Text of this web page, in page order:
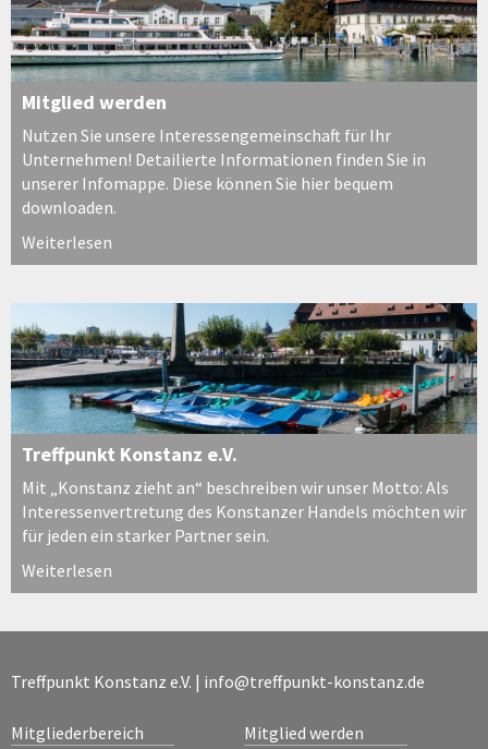
Mitglied werden
Nutzen Sie unsere Interessengemeinschaft für Ihr
Unternehmen! Detailierte Informationen finden Sie in
unserer Infomappe. Diese können Sie hier bequem
downloaden.
Weiterlesen
Treffpunkt Konstanz e.V.
Mit „Konstanz zieht an“ beschreiben wir unser Motto: Als
Interessenvertretung des Konstanzer Handels möchten wir
für jeden ein starker Partner sein.
Weiterlesen
Treffpunkt Konstanz e.V. | info@treffpunkt-konstanz.de
Mitgliederbereich Mitglied werden